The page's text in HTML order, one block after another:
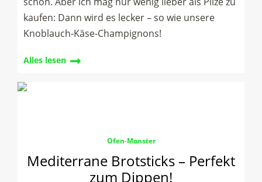
kaufen: Dann wird es lecker – so wie unsere
Knoblauch-Käse-Champignons!
Alles lesen
Ofen-Monster
Mediterrane Brotsticks – Perfekt
zum Dippen!